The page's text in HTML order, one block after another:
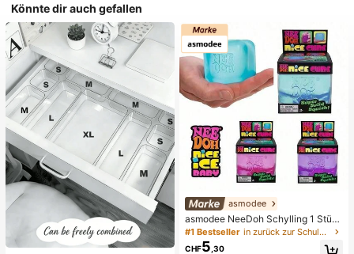
Könnte dir auch gefallen
asmodee
asmodee NeeDoh Schylling 1 Stüc
k zufälliges Squishy-Spielzeug Str
esswürfel, langsam zurückfedernde
#1 Bestseller in zurück zur Schule Zappelspielzeug für Kinder
CHF5 ,30